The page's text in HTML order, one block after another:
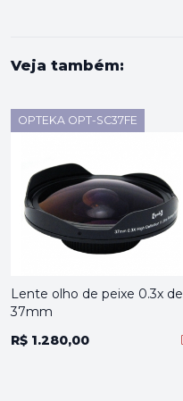
Veja também:
OPTEKA OPT-SC37FE
Lente olho de peixe 0.3x de
37mm
R$ 1.280,00